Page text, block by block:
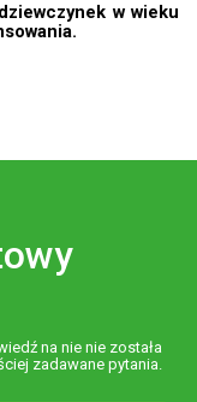
w wieku
na nie nie została
zadawane pytania.